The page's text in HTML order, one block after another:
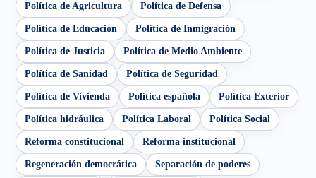
Política de Agricultura Política de Defensa
Política de Educación Política de Inmigración
Política de Justicia Política de Medio Ambiente
Política de Sanidad Política de Seguridad
Política de Vivienda Política española Política Exterior
Política hidráulica Política Laboral Política Social
Reforma constitucional Reforma institucional
Regeneración democrática Separación de poderes